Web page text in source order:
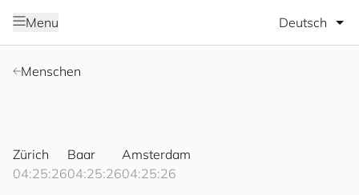
Menu Sprache
Menschen
Zürich
04:25:27
Baar
04:25:27
Amsterdam
04:25:27